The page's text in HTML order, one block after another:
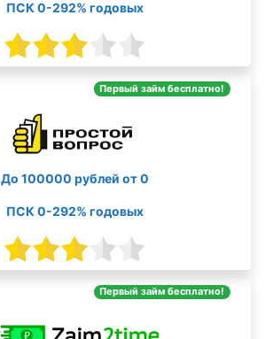
ПСК 0-292% годовых
Первый займ бесплатно!
До 100000 рублей от 0
ПСК 0-292% годовых
Первый займ бесплатно!